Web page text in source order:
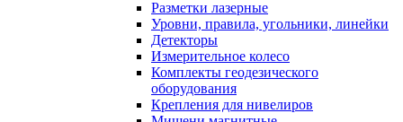
Разметки лазерные
Уровни, правила, угольники, линейки
Детекторы
Измерительное колесо
Комплекты геодезического
оборудования
Крепления для нивелиров